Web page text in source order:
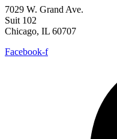
7029 W. Grand Ave.
Suit 102
Chicago, IL 60707
Facebook-f